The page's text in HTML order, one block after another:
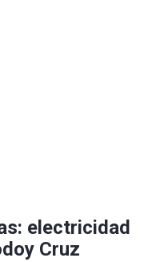
electricidad
Cruz